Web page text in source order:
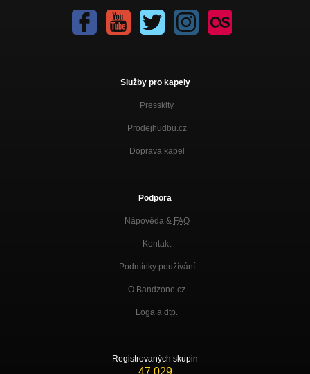
Služby pro kapely
Presskity
Prodejhudbu.cz
Doprava kapel
Podpora
Nápověda & FAQ
Kontakt
Podmínky používání
O Bandzone.cz
Loga a dtp.
Registrovaných skupin
47 029